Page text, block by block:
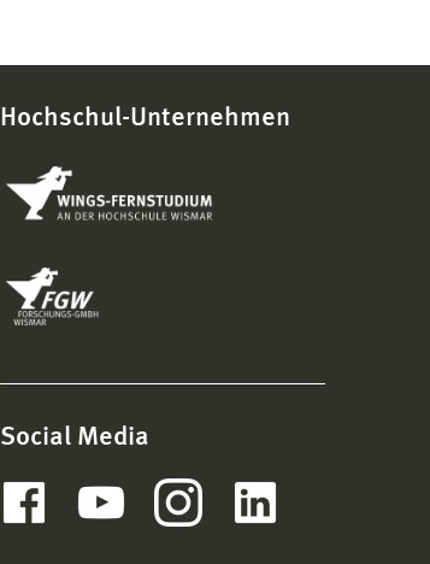
Hochschul-Unternehmen
Social Media